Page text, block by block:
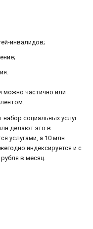
инвалидов;
можно частично или
социальных услуг
делают это в
услугами, а 10 млн
индексируется и с
в месяц.